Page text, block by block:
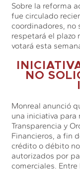
Sobre la reforma
fue circulado
coordinadores, no
respetará el plazo
votará esta
NO
Monreal anunció
una iniciativa para
Transparencia y
Financieros, a fin
crédito o débito
autorizados por
comerciales.